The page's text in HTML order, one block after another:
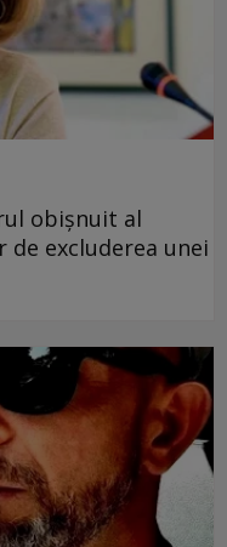
obișnuit al
excluderea unei